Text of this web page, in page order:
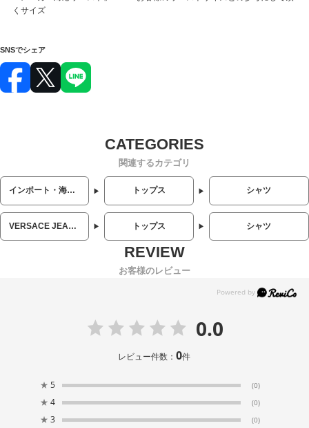
くサイズ
SNSでシェア
関連するカテゴリ
インポート・海外人気ブランド トップス シャツ
VERSACE JEANS COUTURE (ヴェルサーチェ ジーンズクチュール) トップス シャツ
お客様のレビュー
0.0
レビュー件数：0件
★ 5 (0)
★ 4 (0)
★ 3 (0)